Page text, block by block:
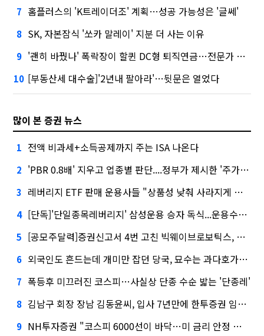
7 홈플러스의 'K트레이더조' 계획…성공 가능성은 '글쎄'
8 SK, 자본잠식 '쏘카 말레이' 지분 더 사는 이유
9 '괜히 바꿨나' 폭락장이 할퀸 DC형 퇴직연금…전문가 조언은
10 [부동산세 대수술]'2년내 팔아라'…뒷문은 열었다
많이 본 증권 뉴스
1 전액 비과세+소득공제까지 주는 ISA 나온다
2 'PBR 0.8배' 지우고 업종별 판단....정부가 제시한 '주가 누르기' 방지법
3 레버리지 ETF 판매 운용사들 "상품성 낮춰 사라지게 해야"…일부 신중론도
4 [단독]'단일종목레버리지' 삼성운용 승자 독식...운용수익 미래에셋의 6배
5 [공모주달력]증권신고서 4번 고친 빅웨이브로보틱스, 수요예측
6 외국인도 흔드는데 개미만 잡던 당국, 묘수는 과다호가부담금?
7 폭등후 미끄러진 코스피…사실상 단종 수순 밟는 '단종레'
8 김남구 회장 장남 김동윤씨, 입사 7년만에 한투증권 임원 승진
9 NH투자증권 "코스피 6000선이 바닥…미 금리 안정 후 추가 회복"